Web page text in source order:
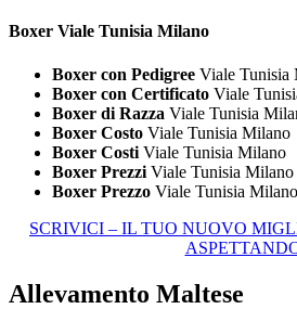
Boxer Viale Tunisia Milano
Boxer con Pedigree Viale Tunisia
Boxer con Certificato Viale
Boxer di Razza Viale Tunisia
Boxer Costo Viale Tunisia Milano
Boxer Costi Viale Tunisia Milano
Boxer Prezzi Viale Tunisia Milano
Boxer Prezzo Viale Tunisia Milano
SCRIVICI – IL TUO NUOVO
Allevamento Maltese